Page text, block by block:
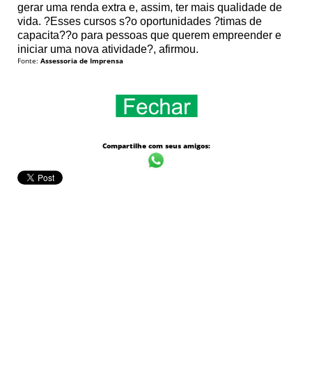
gerar uma renda extra e, assim, ter mais qualidade de
vida. ?Esses cursos s?o oportunidades ?timas de
capacita??o para pessoas que querem empreender e
iniciar uma nova atividade?, afirmou.
Fonte: Assessoria de Imprensa
Compartilhe com seus amigos: